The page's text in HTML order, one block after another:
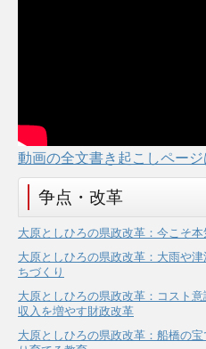
動画の全文書き起こしページ
争点・改革
大原としひろの県政改革：今こそ本
大原としひろの県政改革：大雨や
ちづくり
大原としひろの県政改革：コスト
収入を増やす財政改革
大原としひろの県政改革：船橋の